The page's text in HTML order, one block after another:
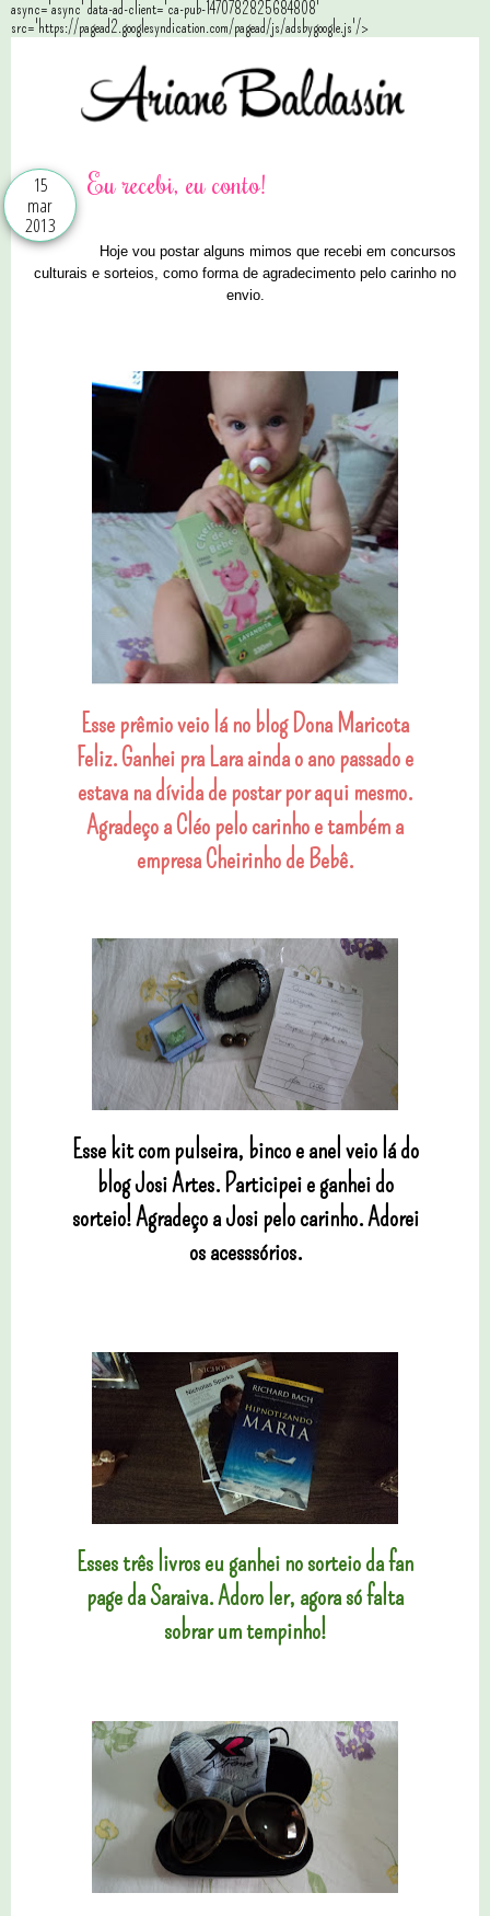
async='async' data-ad-client='ca-pub-1470782825684808'
src='https://pagead2.googlesyndication.com/pagead/js/adsbygoogle.js'/>
15
mar
2013
Eu recebi, eu conto!
Hoje vou postar alguns mimos que recebi em concursos
culturais e sorteios, como forma de agradecimento pelo carinho no
envio.
Esse prêmio veio lá no blog Dona Maricota
Feliz. Ganhei pra Lara ainda o ano passado e
estava na dívida de postar por aqui mesmo.
Agradeço a Cléo pelo carinho e também a
empresa Cheirinho de Bebê.
Esse kit com pulseira, binco e anel veio lá do
blog Josi Artes. Participei e ganhei do
sorteio! Agradeço a Josi pelo carinho. Adorei
os acesssórios.
Esses três livros eu ganhei no sorteio da fan
page da Saraiva. Adoro ler, agora só falta
sobrar um tempinho!